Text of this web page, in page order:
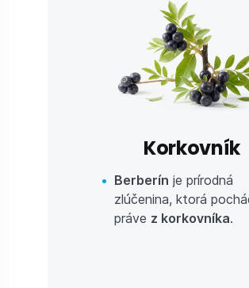
Korkovník
Berberín je prírodná
zlúčenina, ktorá
práve z korkovníka.